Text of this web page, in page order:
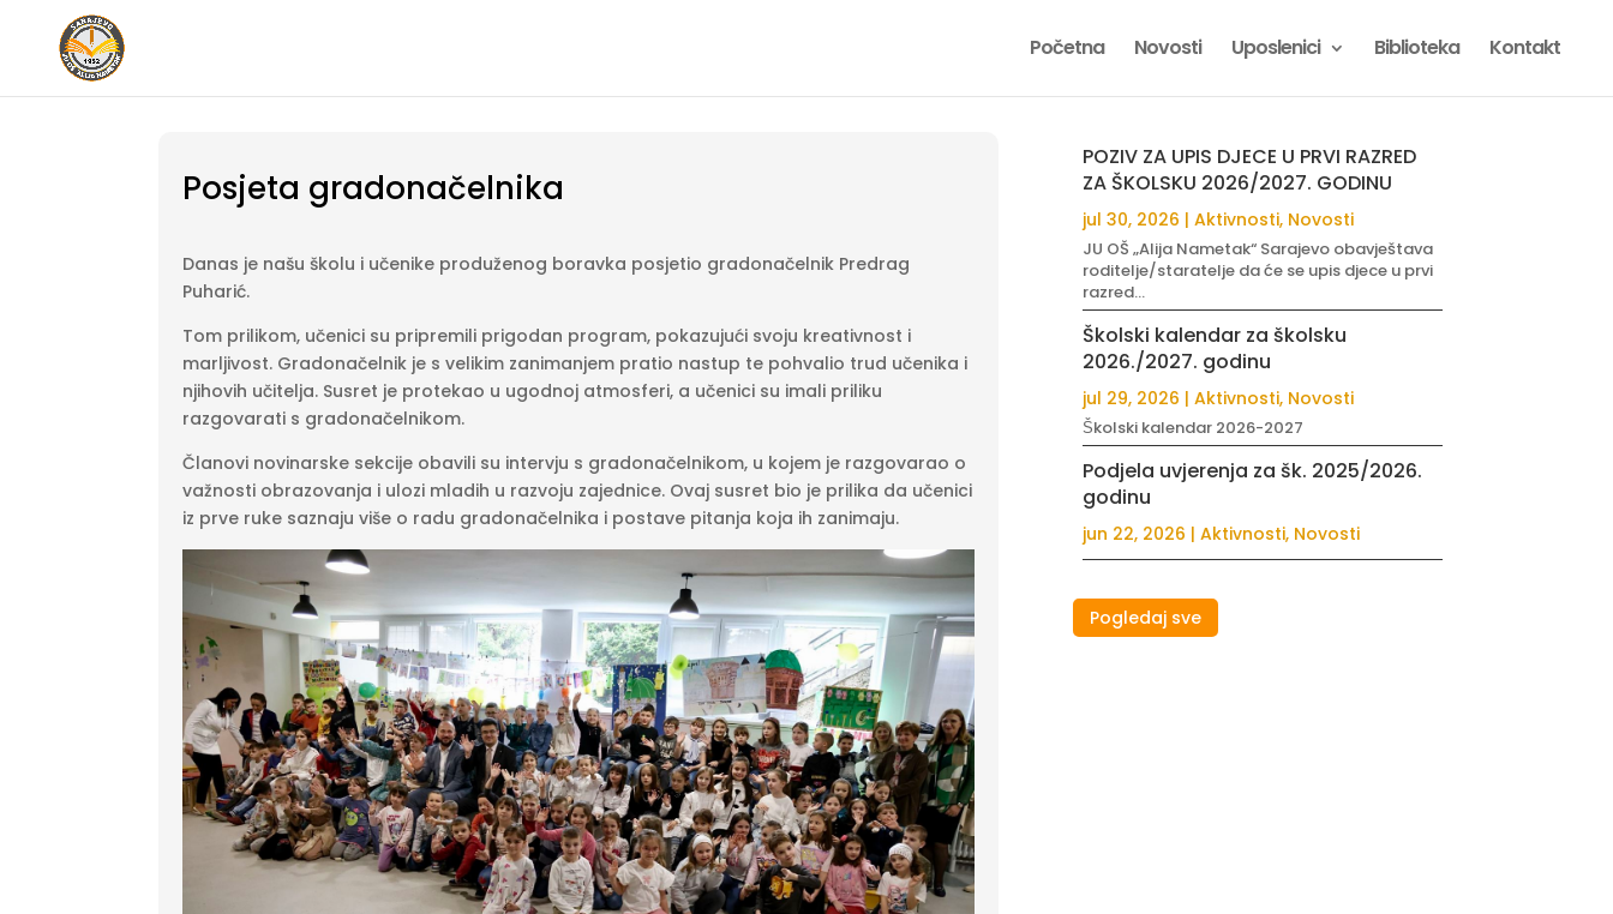
Početna Novosti Uposlenici Biblioteka Kontakt
Posjeta gradonačelnika
Danas je našu školu i učenike produženog boravka posjetio gradonačelnik Predrag
Puharić.
Tom prilikom, učenici su pripremili prigodan program, pokazujući svoju kreativnost i
marljivost. Gradonačelnik je s velikim zanimanjem pratio nastup te pohvalio trud učenika i
njihovih učitelja. Susret je protekao u ugodnoj atmosferi, a učenici su imali priliku
razgovarati s gradonačelnikom.
Članovi novinarske sekcije obavili su intervju s gradonačelnikom, u kojem je razgovarao o
važnosti obrazovanja i ulozi mladih u razvoju zajednice. Ovaj susret bio je prilika da učenici
iz prve ruke saznaju više o radu gradonačelnika i postave pitanja koja ih zanimaju.
POZIV ZA UPIS DJECE U PRVI RAZRED
ZA ŠKOLSKU 2026/2027. GODINU
jul 30, 2026 | Aktivnosti, Novosti
JU OŠ „Alija Nametak“ Sarajevo obavještava
roditelje/staratelje da će se upis djece u prvi
razred...
Školski kalendar za školsku
2026./2027. godinu
jul 29, 2026 | Aktivnosti, Novosti
Školski kalendar 2026-2027
Podjela uvjerenja za šk. 2025/2026.
godinu
jun 22, 2026 | Aktivnosti, Novosti
Pogledaj sve